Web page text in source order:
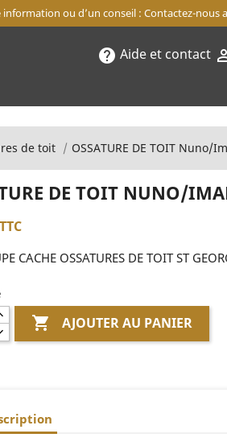
information ou d’un conseil : Contactez-nous
help Aide et contact
de toit OSSATURE DE TOIT Nuno/
DE TOIT NUNO/
TTC
CACHE OSSATURES DE TOIT ST
 AJOUTER AU PANIER